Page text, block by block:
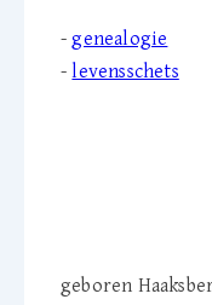
-genealogie
-levensschets
geboren